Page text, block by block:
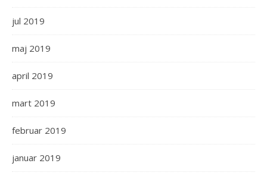
jul 2019
maj 2019
april 2019
mart 2019
februar 2019
januar 2019